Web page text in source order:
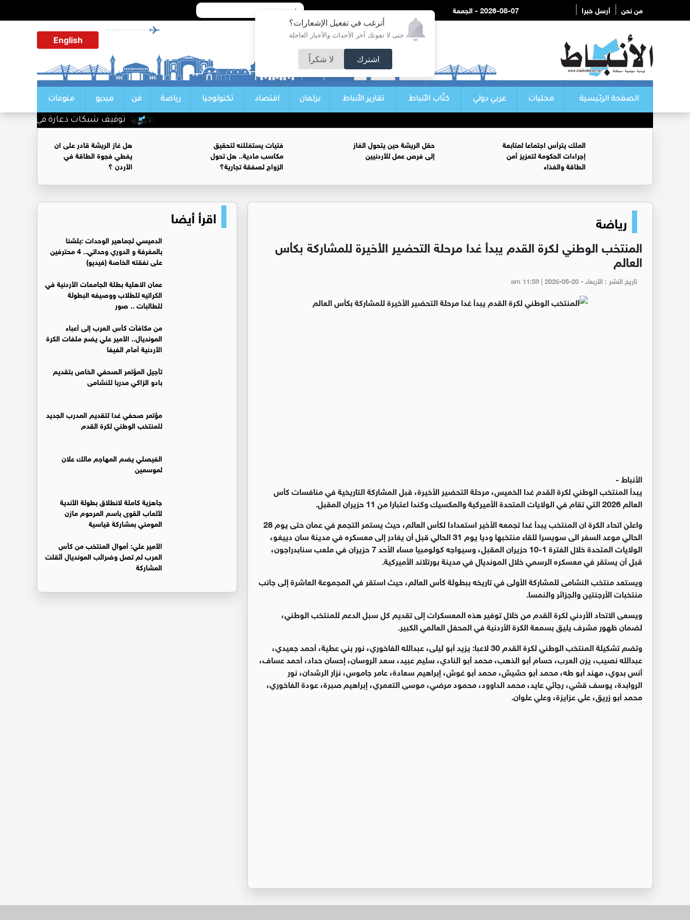
أترغب في تفعيل الإشعارات؟
حتى لا تفوتك آخر الأحداث والأخبار العاجلة
اشترك لا شكراً
من نحن أرسل خبرا 2026-08-07 - الجمعة
English
الصفحة الرئيسية محليات عربي دولي كتّاب الأنباط تقارير الأنباط برلمان اقتصاد تكنولوجيا رياضة فن فيديو منوعات
توقيف شبكات دعارة في شارع الحمرا
الملك يترأس اجتماعا لمتابعة
إجراءات الحكومة لتعزيز أمن
الطاقة والغذاء
حقل الريشة حين يتحول الغاز
إلى فرص عمل للأردنيين
فتيات يستغللنه لتحقيق
مكاسب مادية.. هل تحول
الزواج لصفقة تجارية؟
هل غاز الريشة قادر على ان
يغطي فجوة الطاقة في
الأردن ؟
رياضة
المنتخب الوطني لكرة القدم يبدأ غدا مرحلة التحضير الأخيرة للمشاركة بكأس
العالم
تاريخ النشر : الأربعاء - am 11:59 | 2026-05-20
الأنباط -
يبدأ المنتخب الوطني لكرة القدم غدا الخميس، مرحلة التحضير الأخيرة، قبل المشاركة التاريخية في منافسات كأس
العالم 2026 التي تقام في الولايات المتحدة الأميركية والمكسيك وكندا اعتبارا من 11 حزيران المقبل.
واعلن اتحاد الكرة ان المنتخب يبدأ غدا تجمعه الأخير استعدادا لكأس العالم، حيث يستمر التجمع في عمان حتى يوم 28
الحالي موعد السفر الى سويسرا للقاء منتخبها وديا يوم 31 الحالي قبل أن يغادر إلى معسكره في مدينة سان دييغو،
الولايات المتحدة خلال الفترة 1-10 حزيران المقبل، وسيواجه كولومبيا مساء الأحد 7 حزيران في ملعب سنابدراجون،
قبل أن يستقر في معسكره الرسمي خلال المونديال في مدينة بورتلاند الأميركية.
ويستعد منتخب النشامى للمشاركة الأولى في تاريخه ببطولة كأس العالم، حيث استقر في المجموعة العاشرة إلى جانب
منتخبات الأرجنتين والجزائر والنمسا.
ويسعى الاتحاد الأردني لكرة القدم من خلال توفير هذه المعسكرات إلى تقديم كل سبل الدعم للمنتخب الوطني،
لضمان ظهور مشرف يليق بسمعة الكرة الأردنية في المحفل العالمي الكبير.
وتضم تشكيلة المنتخب الوطني لكرة القدم 30 لاعبا: يزيد أبو ليلى، عبدالله الفاخوري، نور بني عطية، أحمد جعيدي،
عبدالله نصيب، يزن العرب، حسام أبو الذهب، محمد أبو النادي، سليم عبيد، سعد الروسان، إحسان حداد، أحمد عساف،
أنس بدوي، مهند أبو طه، محمد أبو حشيش، محمد أبو غوش، إبراهيم سعادة، عامر جاموس، نزار الرشدان، نور
الروابدة، يوسف قشي، رجائي عايد، محمد الداوود، محمود مرضي، موسى التعمري، إبراهيم صبرة، عودة الفاخوري،
محمد أبو زريق، علي عزايزة، وعلي علوان.
اقرأ أيضا
الدميسي لجماهير الوحدات :بلشنا
بالمغرفة و الدوري وحداتي.. 4 محترفين
على نفقته الخاصة (فيديو)
عمان الاهلية بطلة الجامعات الأردنية في
الكراتيه للطلاب ووصيفه البطولة
للطالبات .. صور
من مكافآت كأس العرب إلى أعباء
المونديال.. الأمير علي يضع ملفات الكرة
الأردنية أمام الفيفا
تأجيل المؤتمر الصحفي الخاص بتقديم
بادو الزاكي مدربا للنشامى
مؤتمر صحفي غدا لتقديم المدرب الجديد
للمنتخب الوطني لكرة القدم
الفيصلي يضم المهاجم مالك علان
لموسمين
جاهزية كاملة لانطلاق بطولة الأندية
لألعاب القوى باسم المرحوم مازن
المومني بمشاركة قياسية
الأمير علي: أموال المنتخب من كأس
العرب لم تصل وضرائب المونديال أثقلت
المشاركة